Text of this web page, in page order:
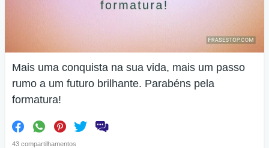
Mais uma conquista na sua vida, mais um passo
rumo a um futuro brilhante. Parabéns pela
formatura!
43 compartilhamentos